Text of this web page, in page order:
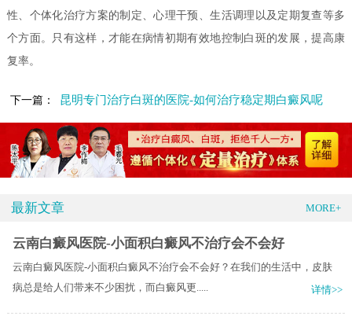
性、个体化治疗方案的制定、心理干预、生活调理以及定期复查等多
个方面。只有这样，才能在病情初期有效地控制白斑的发展，提高康
复率。
下一篇： 昆明专门治疗白斑的医院-如何治疗稳定期白癜风呢
最新文章 MORE+
云南白癜风医院-小面积白癜风不治疗会不会好
云南白癜风医院-小面积白癜风不治疗会不会好？在我们的生活中，皮肤
病总是给人们带来不少困扰，而白癜风更.....
详情>>